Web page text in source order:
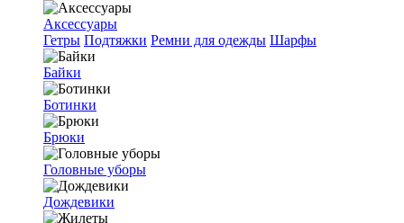
Аксессуары
Гетры Подтяжки Ремни для одежды Шарфы
Байки
Ботинки
Брюки
Головные уборы
Дождевики